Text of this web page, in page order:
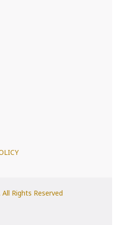
All Rights Reserved